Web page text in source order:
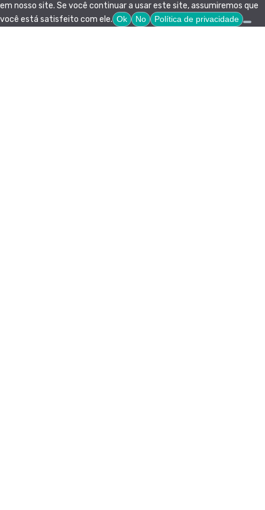
em nosso site. Se você continuar a usar este site, assumiremos que
você está satisfeito com ele. Ok No Política de privacidade